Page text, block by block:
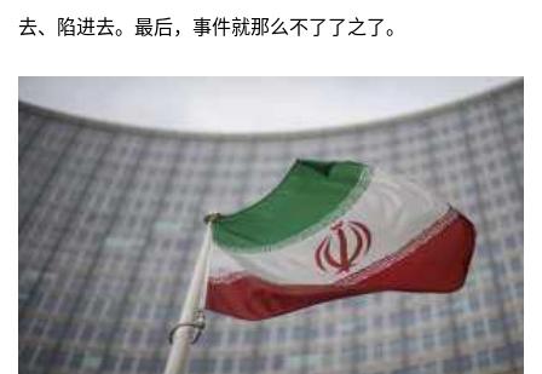
去、陷进去。最后，事件就那么不了了之了。